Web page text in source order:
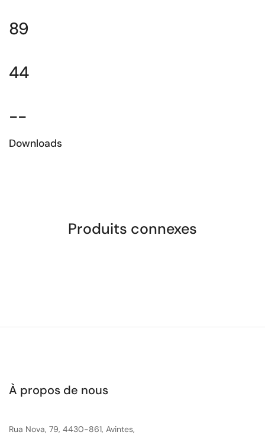
89
44
--
Downloads
Produits connexes
À propos de nous
Rua Nova, 79, 4430-861, Avintes,